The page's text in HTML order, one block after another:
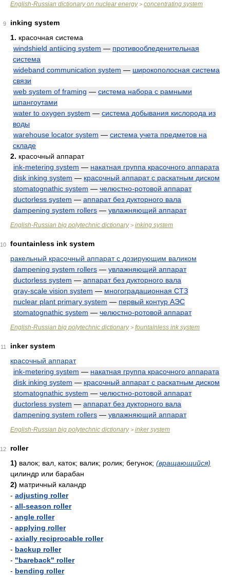
English-Russian dictionary on nuclear energy> concentrating system
9
inking system
1. красочная система
windshield antiicing system — противообледенительная
система
wideband communication system — широкополосная система
связи
web system of framing — система набора с рамными
шпангоутами
water to oxygen system — система добывания кислорода из
воды
warehouse locator system — система учета предметов на
складе
2. красочный аппарат
ink-metering system — накатная группа красочного аппарата
disk inking system — красочный аппарат с раскатным диском
stomatognathic system — челюстно-ротовой аппарат
ductorless system — аппарат без дукторного вала
dampening system rollers — увлажняющий аппарат
English-Russian big polytechnic dictionary> inking system
10
fountainless ink system
ракельный красочный аппарат с дозирующим валиком
dampening system rollers — увлажняющий аппарат
ductorless system — аппарат без дукторного вала
gray-scale vision system — многоградационная СТЗ
nuclear plant primary system — первый контур АЭС
stomatognathic system — челюстно-ротовой аппарат
English-Russian big polytechnic dictionary> fountainless ink system
11
inker system
красочный аппарат
ink-metering system — накатная группа красочного аппарата
disk inking system — красочный аппарат с раскатным диском
stomatognathic system — челюстно-ротовой аппарат
ductorless system — аппарат без дукторного вала
dampening system rollers — увлажняющий аппарат
English-Russian big polytechnic dictionary> inker system
12
roller
1) валок; вал, каток; валик; ролик; бегунок; (вращающийся)
цилиндр или барабан
2) матричный каландр
- adjusting roller
- all-season roller
- angle roller
- applying roller
- axially reciprocable roller
- backup roller
- "bareback" roller
- bending roller